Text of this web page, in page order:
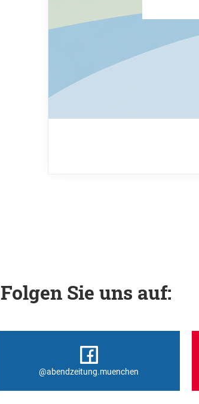
Folgen Sie uns auf:
@abendzeitung.muenchen